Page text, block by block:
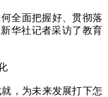
全面把握好、贯彻落
华社记者采访了教育
，为未来发展打下怎